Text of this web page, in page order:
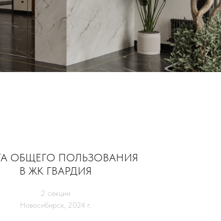
ОБЩЕГО ПОЛЬЗОВАНИЯ
В ЖК ГВАРДИЯ
2 секции
Новосибирск, 2024 г.